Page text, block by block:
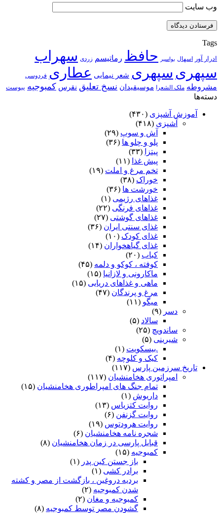
وب‌ سایت
Tags
ادرار آور اسهال بواسیر حافظ رماتیسم زردی سهراب
سپهری سپهری شعر نیمایی عطاری فردوسی
مشروطه ملک الشعرا موسیقیدان نسخ تعلیق نقرس کمبوجیه یبوست
دسته‌ها
آموزش آشپزی (۴۳۰)
آشپزی (۴۱۸)
آش و سوپ (۲۹)
پلو و چلو ها (۳۶)
پیتزا
(۳۳)
پیش غذا (۱۱)
تخم مرغ و املت (۱۹)
خوراک (۳۸)
خورشت ها (۳۶)
غذاهای رژیمی (۱)
غذاهای فرنگی (۲۲)
غذاهای گوشتی (۲۷)
غذای سنتی ایران (۳۶)
غذای کودک (۱۰)
غذای گیاهخواران (۱۴)
کباب (۲۰)
کوفته ، کوکو و دلمه (۴۵)
ماکارونی و لازانیا (۱۵)
ماهی و غذاهای دریایی (۱۵)
مرغ و پرندگان (۴۷)
میگو (۱۱)
دسر (۹)
سالاد (۵)
ساندویچ (۲۵)
شیرینی (۵)
.بیسکویت (۱)
کیک و کلوچه (۴)
تاریخ سرزمین پارس (۱۱۷)
امپراتوری هخامنشیان (۱۱۷)
تمام جنگ های امپراطوری هخامنشیان (۱۵)
داریوش (۱)
روایت کتزیاس (۱۳)
روایت گزنفن (۶)
روایت هرودتوس (۱۹)
شجره نامه هخامنشیان (۶)
قبایل پارسی در زمان هخامنشیان (۸)
کمبوجیه (۱۵)
باز جستن کین پدر (۱)
برادر کشی (۱)
بردیه دروغین ، بازگشت از مصر و کشته
شدن کمبوجیه (۲)
کمبوجیه و مغان (۲)
گشودن مصر توسط کمبوجیه (۸)